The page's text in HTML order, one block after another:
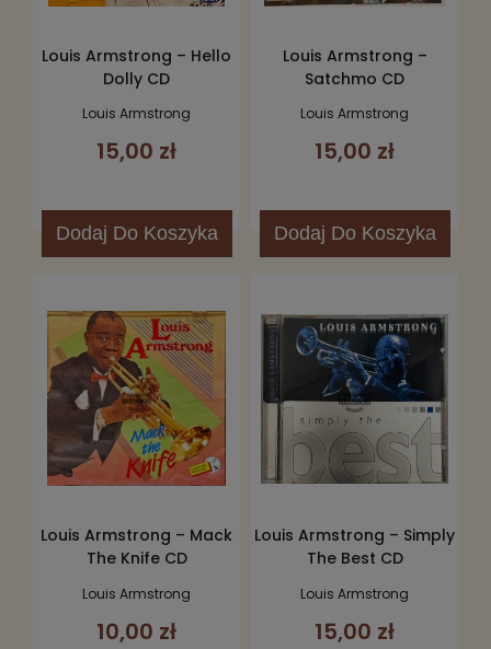
Louis Armstrong – Hello
Dolly CD
Louis Armstrong
15,00 zł
Dodaj Do Koszyka
Louis Armstrong –
Satchmo CD
Louis Armstrong
15,00 zł
Dodaj Do Koszyka
Louis Armstrong – Mack
The Knife CD
Louis Armstrong
10,00 zł
Louis Armstrong – Simply
The Best CD
Louis Armstrong
15,00 zł